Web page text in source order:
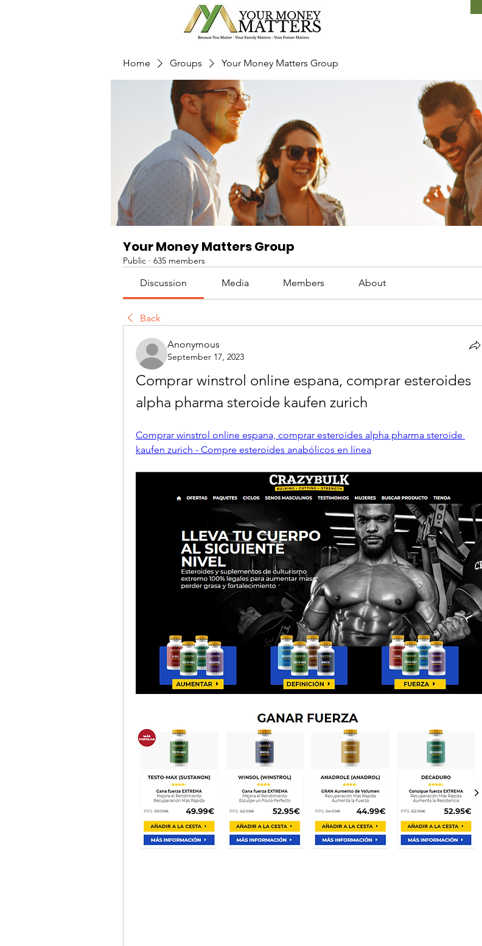
Home Groups Your Money Matters Group
Your Money Matters Group
Public · 635 members
Discussion Media Members About
Back
Anonymous
September 17, 2023
Comprar winstrol online espana, comprar esteroides
alpha pharma steroide kaufen zurich
Comprar winstrol online espana, comprar esteroides alpha pharma steroide
kaufen zurich - Compre esteroides anabólicos en línea